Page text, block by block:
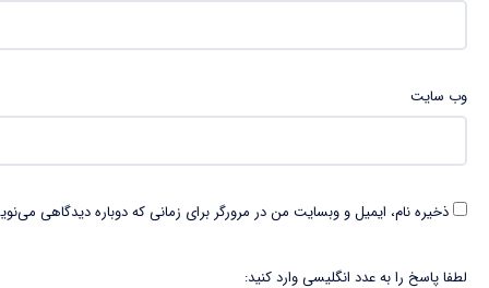
وب‌ سایت
ذخیره نام، ایمیل و وبسایت من در مرورگر برای زمانی که دوباره دیدگاهی
لطفا پاسخ را به عدد انگلیسی وارد کنید: